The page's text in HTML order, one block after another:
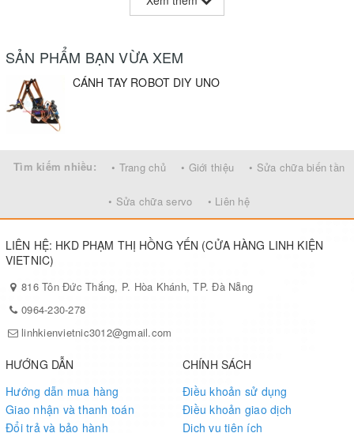
SẢN PHẨM BẠN VỪA XEM
CÁNH TAY ROBOT DIY UNO
Tìm kiếm nhiều: • Trang chủ • Giới thiệu • Sửa chữa biến tần
• Sửa chữa servo • Liên hệ
LIÊN HỆ: HKD PHẠM THỊ HỒNG YẾN (CỬA HÀNG LINH KIỆN
VIETNIC)
816 Tôn Đức Thắng, P. Hòa Khánh, TP. Đà Nẵng
0964-230-278
linhkienvietnic3012@gmail.com
HƯỚNG DẪN
Hướng dẫn mua hàng
Giao nhận và thanh toán
Đổi trả và bảo hành
CHÍNH SÁCH
Điều khoản sử dụng
Điều khoản giao dịch
Dịch vụ tiện ích